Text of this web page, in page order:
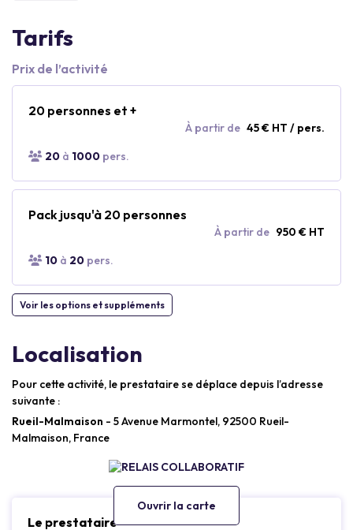
Tarifs
Prix de l’activité
20 personnes et +
À partir de 45 € HT / pers.
20 à 1000 pers.
Pack jusqu'à 20 personnes
À partir de 950 € HT
10 à 20 pers.
Voir les options et suppléments
Localisation
Pour cette activité, le prestataire se déplace depuis l’adresse
suivante :
Rueil-Malmaison - 5 Avenue Marmontel, 92500 Rueil-
Malmaison, France
Ouvrir la carte
Le prestataire